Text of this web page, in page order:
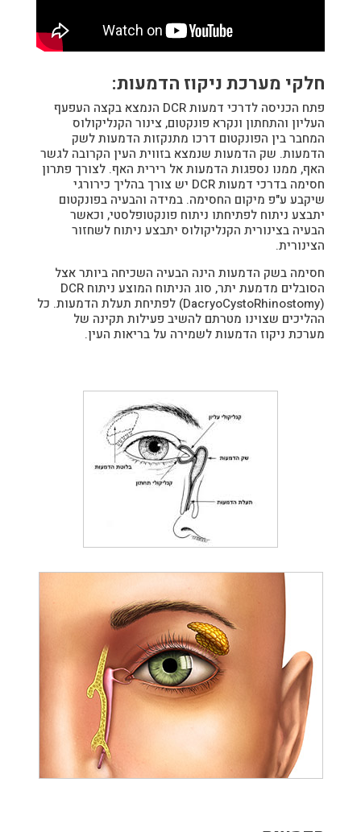
חלקי מערכת ניקוז הדמעות:
פתח הכניסה לדרכי דמעות DCR הנמצא בקצה העפעף
העליון והתחתון ונקרא פונקטום, צינור הקנליקולוס
המחבר בין הפונקטום דרכו מתנקזות הדמעות לשק
הדמעות. שק הדמעות שנמצא בזווית העין הקרובה לגשר
האף, ממנו נספגות הדמעות אל רירית האף. לצורך פתרון
חסימה בדרכי דמעות DCR יש צורך בהליך כירורגי
שיקבע ע"פ מיקום החסימה. במידה והבעיה בפונקטום
יתבצע ניתוח לפתיחתו ניתוח פונקטופלסטי, וכאשר
הבעיה בצינורית הקנליקולוס יתבצע ניתוח לשחזור
הצינורית.
חסימה בשק הדמעות הינה הבעיה השכיחה ביותר אצל
הסובלים מדמעת יתר, סוג הניתוח המוצע ניתוח DCR
(DacryoCystoRhinostomy) לפתיחת תעלת הדמעות. כל
ההליכים שצוינו מטרתם להשיב פעילות תקינה של
מערכת ניקוז הדמעות לשמירה על בריאות העין.